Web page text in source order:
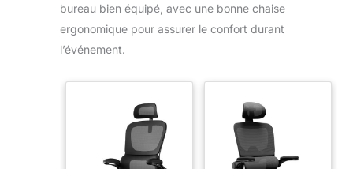
bureau bien équipé, avec une bonne chaise
ergonomique pour assurer le confort durant
l’événement.